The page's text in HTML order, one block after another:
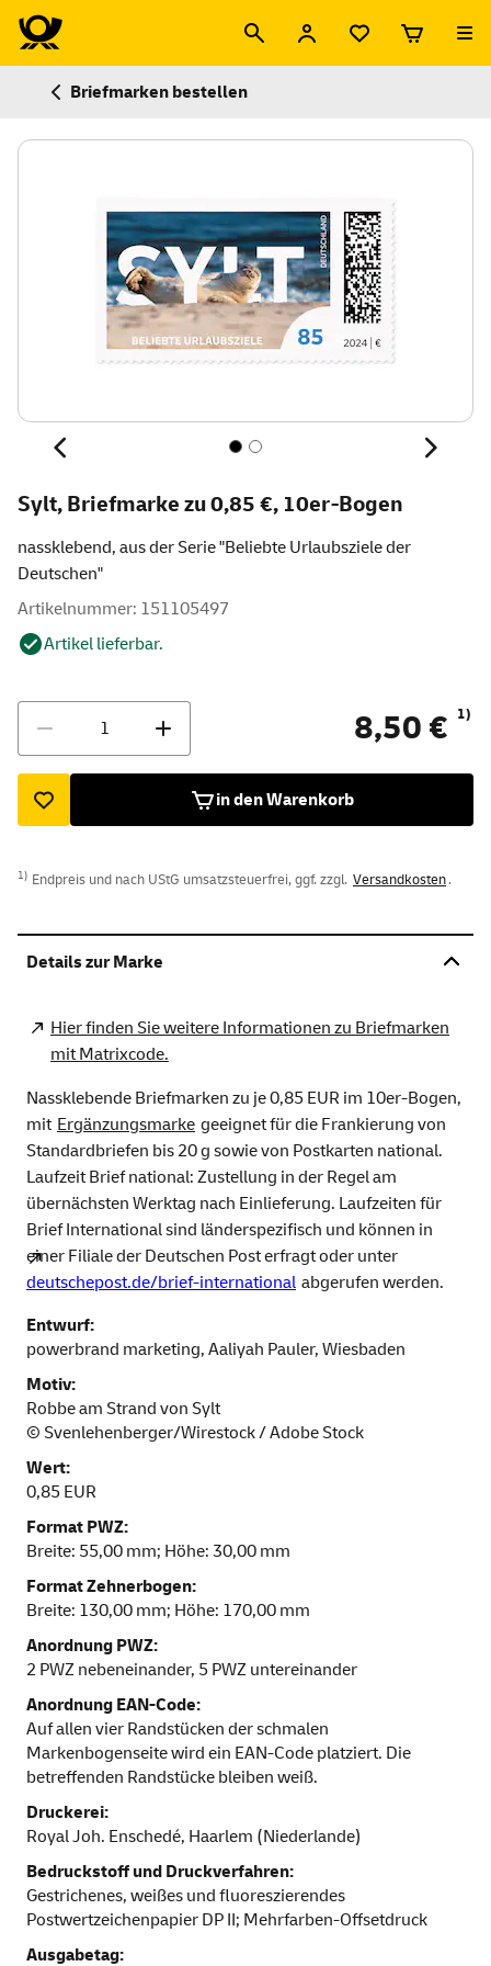
Briefmarken bestellen
Sylt, Briefmarke zu 0,85 €, 10er-Bogen
nassklebend, aus der Serie "Beliebte Urlaubsziele der
Deutschen"
Artikelnummer: 151105497
Artikel lieferbar.
8,50 € 1)
in den Warenkorb
1) Endpreis und nach UStG umsatzsteuerfrei, ggf. zzgl. Versandkosten.
Details zur Marke
Hier finden Sie weitere Informationen zu Briefmarken
mit Matrixcode.
Nassklebende Briefmarken zu je 0,85 EUR im 10er-Bogen,
mit Ergänzungsmarke geeignet für die Frankierung von
Standardbriefen bis 20 g sowie von Postkarten national.
Laufzeit Brief national: Zustellung in der Regel am
übernächsten Werktag nach Einlieferung. Laufzeiten für
Brief International sind länderspezifisch und können in
einer Filiale der Deutschen Post erfragt oder unter
deutschepost.de/brief-international abgerufen werden.
Entwurf:
powerbrand marketing, Aaliyah Pauler, Wiesbaden
Motiv:
Robbe am Strand von Sylt
© Svenlehenberger/Wirestock / Adobe Stock
Wert:
0,85 EUR
Format PWZ:
Breite: 55,00 mm; Höhe: 30,00 mm
Format Zehnerbogen:
Breite: 130,00 mm; Höhe: 170,00 mm
Anordnung PWZ:
2 PWZ nebeneinander, 5 PWZ untereinander
Anordnung EAN-Code:
Auf allen vier Randstücken der schmalen
Markenbogenseite wird ein EAN-Code platziert. Die
betreffenden Randstücke bleiben weiß.
Druckerei:
Royal Joh. Enschedé, Haarlem (Niederlande)
Bedruckstoff und Druckverfahren:
Gestrichenes, weißes und fluoreszierendes
Postwertzeichenpapier DP II; Mehrfarben-Offsetdruck
Ausgabetag: